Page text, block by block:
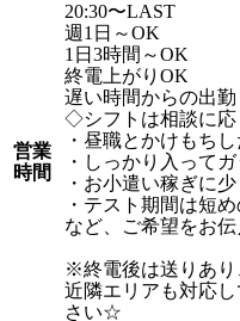
営業
時間
20:30〜LAST
週1日～OK
1日3時間～OK
終電上がりOK
遅い時間からの出
◇シフトは相談に
・昼職とかけもち
・しっかり入って
・お小遣い稼ぎに
・テスト期間は短
など、ご希望をお
※終電後は送りあり
近隣エリアも対応
さい☆